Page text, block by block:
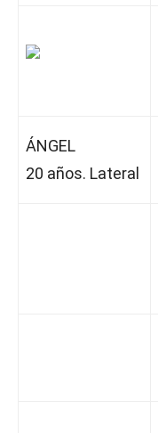
ÁNGEL
20 años. Lateral